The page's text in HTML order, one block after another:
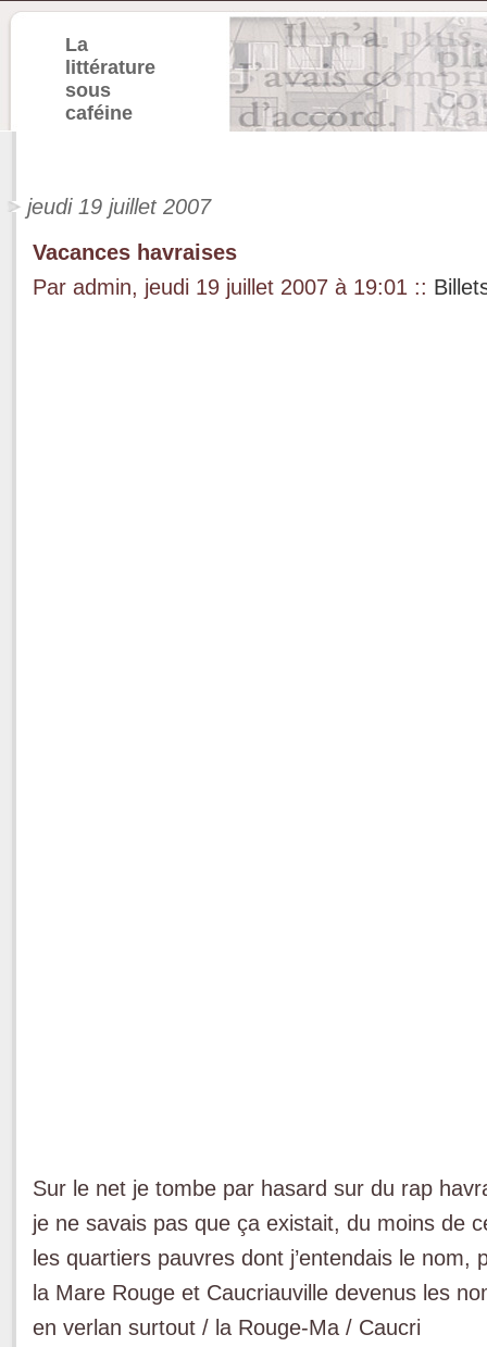
La
littérature
sous
caféine
jeudi 19 juillet 2007
Vacances havraises
Par admin, jeudi 19 juillet 2007 à 19:01 ::
Sur le net je tombe par hasard sur du rap
je ne savais pas que ça existait, du moins de
les quartiers pauvres dont j’entendais le nom,
la Mare Rouge et Caucriauville devenus les
en verlan surtout / la Rouge-Ma / Caucri